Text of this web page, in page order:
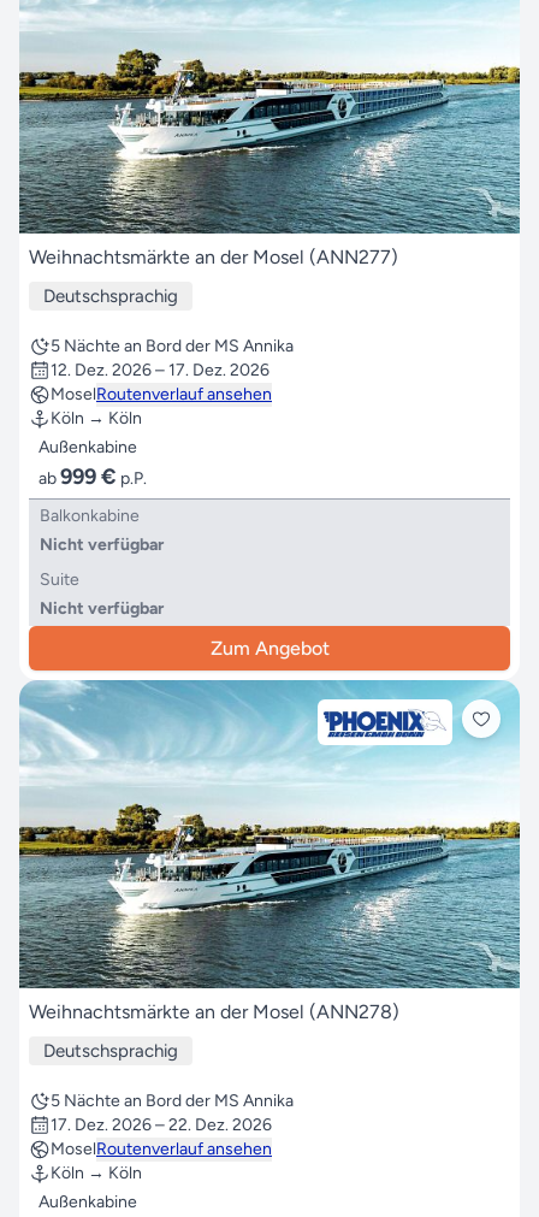
Weihnachtsmärkte an der Mosel (ANN277)
Deutschsprachig
5 Nächte an Bord der MS Annika
12. Dez. 2026 – 17. Dez. 2026
MoselRoutenverlauf ansehen
Köln → Köln
Außenkabine
ab999 € p.P.
Balkonkabine
Nicht verfügbar
Suite
Nicht verfügbar
Zum Angebot
Weihnachtsmärkte an der Mosel (ANN278)
Deutschsprachig
5 Nächte an Bord der MS Annika
17. Dez. 2026 – 22. Dez. 2026
MoselRoutenverlauf ansehen
Köln → Köln
Außenkabine